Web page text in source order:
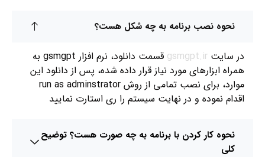
نحوه نصب برنامه به چه شکل هست؟
در سایت gsmgpt.ir
قسمت دانلود، نرم افزار gsmgpt به
همراه ابزارهای مورد نیاز قرار داده شده، پس از دانلود این
موارد، برای نصب تمامی از روش run as adminstrator
اقدام نموده و در نهایت سیستم را ری استارت نمایید
نحوه کار کردن با برنامه به چه صورت هست؟ توضیح
کلی